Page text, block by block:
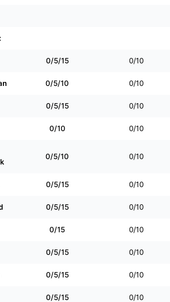
0/5/15 0/10
0/5/10 0/10
0/5/15 0/10
0/10 0/10
0/5/10 0/10
0/5/15 0/10
0/5/15 0/10
0/15 0/10
0/5/15 0/10
0/5/15 0/10
0/5/15 0/10